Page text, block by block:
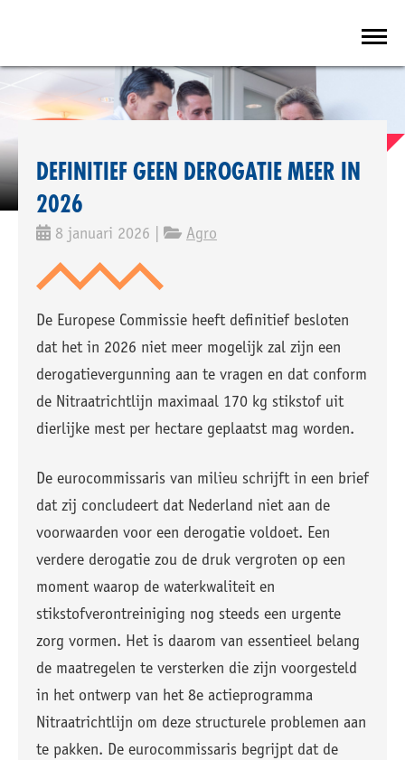
DEFINITIEF GEEN DEROGATIE MEER IN
2026
8 januari 2026 | Agro
De Europese Commissie heeft definitief besloten
dat het in 2026 niet meer mogelijk zal zijn een
derogatievergunning aan te vragen en dat conform
de Nitraatrichtlijn maximaal 170 kg stikstof uit
dierlijke mest per hectare geplaatst mag worden.
De eurocommissaris van milieu schrijft in een brief
dat zij concludeert dat Nederland niet aan de
voorwaarden voor een derogatie voldoet. Een
verdere derogatie zou de druk vergroten op een
moment waarop de waterkwaliteit en
stikstofverontreiniging nog steeds een urgente
zorg vormen. Het is daarom van essentieel belang
de maatregelen te versterken die zijn voorgesteld
in het ontwerp van het 8e actieprogramma
Nitraatrichtlijn om deze structurele problemen aan
te pakken. De eurocommissaris begrijpt dat de